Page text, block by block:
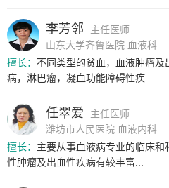
李芳邻
主任医师
山东大学齐鲁医院 血液科
擅长： 不同类型的贫血，血液肿瘤
病，淋巴瘤，凝血功能障碍性疾...
任翠爱
主任医师
潍坊市人民医院 血液内科
擅长： 主要从事血液病专业的临床
性肿瘤及出血性疾病有较丰富...